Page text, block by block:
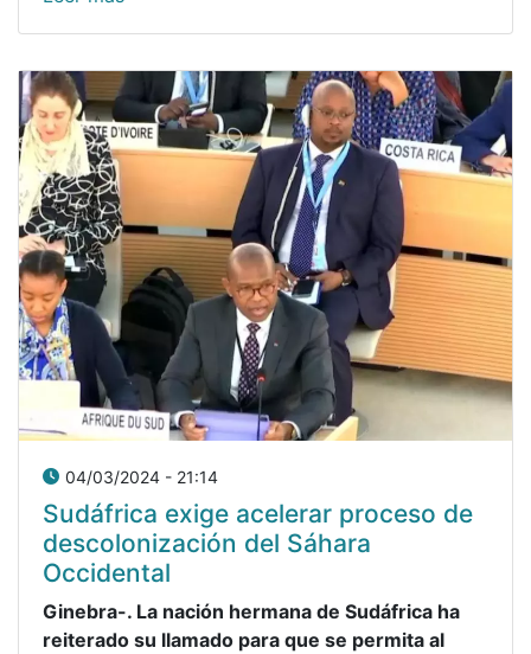
04/03/2024 - 21:14
Sudáfrica exige acelerar proceso de
descolonización del Sáhara
Occidental
Ginebra-. La nación hermana de Sudáfrica ha
reiterado su llamado para que se permita al